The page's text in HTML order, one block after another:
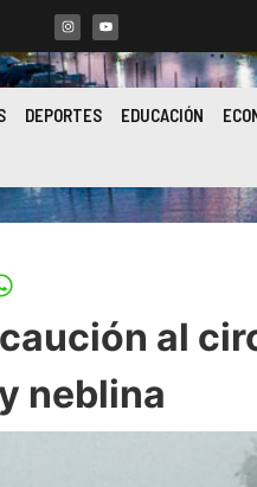
DEPORTES EDUCACIÓN
al
neblina